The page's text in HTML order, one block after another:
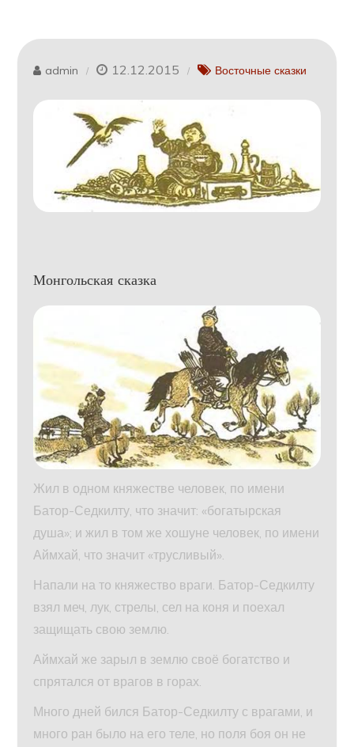
admin 12.12.2015 Восточные сказки
Монгольская сказка
Жил в одном княжестве человек, по имени
Батор-Седкилту, что значит: «богатырская
душа»; и жил в том же хошуне человек, по имени
Аймхай, что значит «трусливый».
Напали на то княжество враги. Батор-Седкилту
взял меч, лук, стрелы, сел на коня и поехал
защищать свою землю.
Аймхай же зарыл в землю своё богатство и
спрятался от врагов в горах.
Много дней бился Батор-Седкилту с врагами, и
много ран было на его теле, но поля боя он не